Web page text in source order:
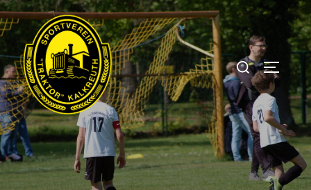
Zum
Inhalt
springen
Suchen
nach: